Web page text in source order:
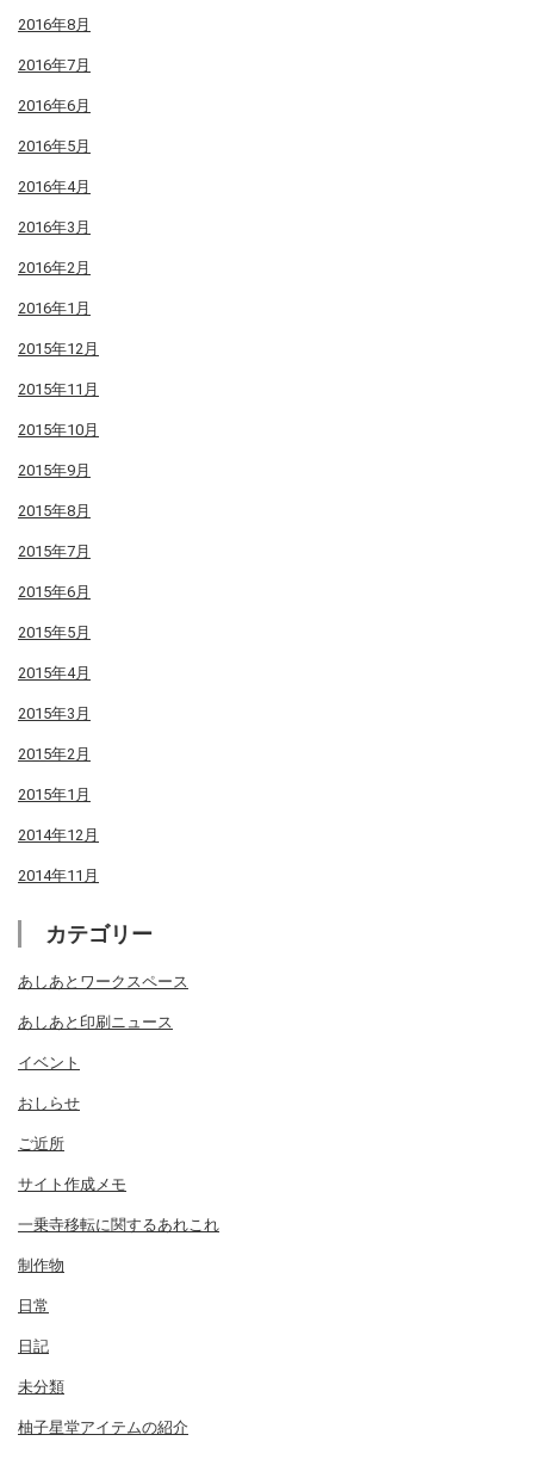
2016年8月
2016年7月
2016年6月
2016年5月
2016年4月
2016年3月
2016年2月
2016年1月
2015年12月
2015年11月
2015年10月
2015年9月
2015年8月
2015年7月
2015年6月
2015年5月
2015年4月
2015年3月
2015年2月
2015年1月
2014年12月
2014年11月
カテゴリー
あしあとワークスペース
あしあと印刷ニュース
イベント
おしらせ
ご近所
サイト作成メモ
一乗寺移転に関するあれこれ
制作物
日常
日記
未分類
柚子星堂アイテムの紹介